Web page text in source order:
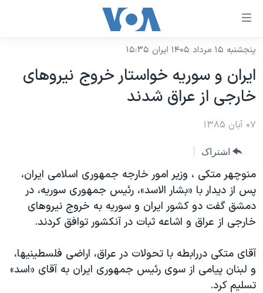
لینکهای
دسترسی
جهش
محتوای
اصلی
جهش
اصلی
جهش
به
جستجو
نسخه سبک وب‌سایت
موضوع ها
ایران
آمریکا
ورزشی
گزیده‌ها
ویدیوها
فرهنگ و زندگی
برنامه های تلویزیونی
جدول برنامه ها
صفحه‌های ویژه
جام جهانی ۲۰۲۶
عملیات خشم حماسی
بایگانی برنامه‌های تلویزیونی
مستندها
فرکانس‌های صدای آمریکا
پخش رادیویی
دنبال کنید
پنجشنبه ۱۵ مرداد ۱۴۰۵ ایران ۱۵:۳۵
ایران و سوریه خواستار خروج نیروهای
خارجی از عراق شدند
۰۷ آبان ۱۳۸۵
اشتراک
منوچهر متکی ، وزير امور خارجه جمهوری اسلامی ايران،
پس از ديدار با «بشار الاسد»، رئيس جمهوری سوريه، در
دمشق گفت دو کشور ايران و سوريه به خروج نيروهای
خارجی از عراق و اشاعه ثبات در آنکشور توافق کردند.
آقای متکی دررابطه با تحولات در عراق، اراضی فلسطينيها،
و لبنان پيامی از سوی رئيس جمهوری ايران به آقای «اسد»
تسليم کرد.